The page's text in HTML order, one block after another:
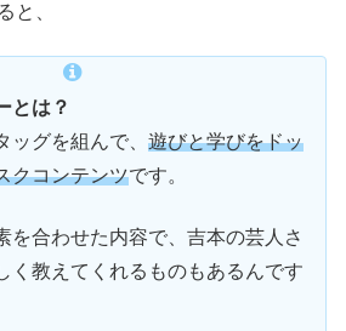
と、
とは？
グを組んで、 遊びと学びをドッ
クコンテンツです。
を合わせた内容で、吉本の芸人さ
く教えてくれるものもあるんです